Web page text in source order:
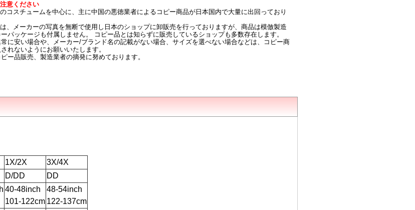
意ください
コスチュームを中心に、主に中国の悪徳業者によるコピー商品が日本国内で大量に出回っており
、メーカーの写真を無断で使用し日本のショップに卸販売を行っておりますが、商品は模倣製造
パッケージも付属しません。 コピー品とは知らずに販売しているショップも多数存在します。
に安い場合や、メーカー/ブランド名の記載がない場合、サイズを選べない場合などは、コピー商
れないようにお願いいたします。
ー品販売、製造業者の摘発に努めております。
1X/2X
3X/4X
D/DD DD
40-48inch
101-122cm
48-54inch
122-137cm